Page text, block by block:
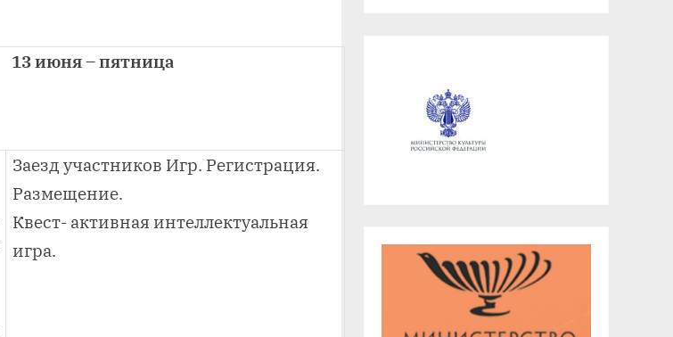
13 июня – пятница
Заезд участников Игр. Регистрация.
Размещение.
Квест- активная интеллектуальная
игра.